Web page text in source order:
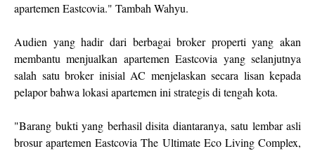
apartemen Eastcovia." Tambah Wahyu.
Audien yang hadir dari berbagai broker properti yang akan
membantu menjualkan apartemen Eastcovia yang selanjutnya
salah satu broker inisial AC menjelaskan secara lisan kepada
pelapor bahwa lokasi apartemen ini strategis di tengah kota.
"Barang bukti yang berhasil disita diantaranya, satu lembar asli
brosur apartemen Eastcovia The Ultimate Eco Living Complex,